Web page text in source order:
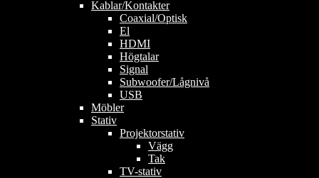
Kablar/Kontakter
Coaxial/Optisk
El
HDMI
Högtalar
Signal
Subwoofer/Lågnivå
USB
Möbler
Stativ
Projektorstativ
Vägg
Tak
TV-stativ